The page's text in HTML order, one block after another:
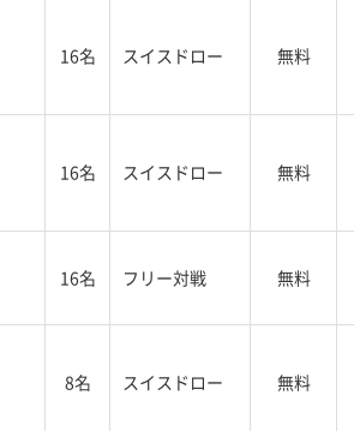
16名 スイスドロー 無料
16名 スイスドロー 無料
16名 フリー対戦 無料
8名 スイスドロー 無料